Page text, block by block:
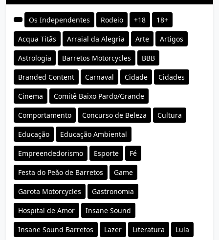
Os Independentes Rodeio +18 18+
Acqua Titãs Arraial da Alegria Arte Artigos
Astrologia Barretos Motorcycles BBB
Branded Content Carnaval Cidade Cidades
Cinema Comitê Baixo Pardo/Grande
Comportamento Concurso de Beleza Cultura
Educação Educação Ambiental
Empreendedorismo Esporte Fé
Festa do Peão de Barretos Game
Garota Motorcycles Gastronomia
Hospital de Amor Insane Sound
Insane Sound Barretos Lazer Literatura Lula